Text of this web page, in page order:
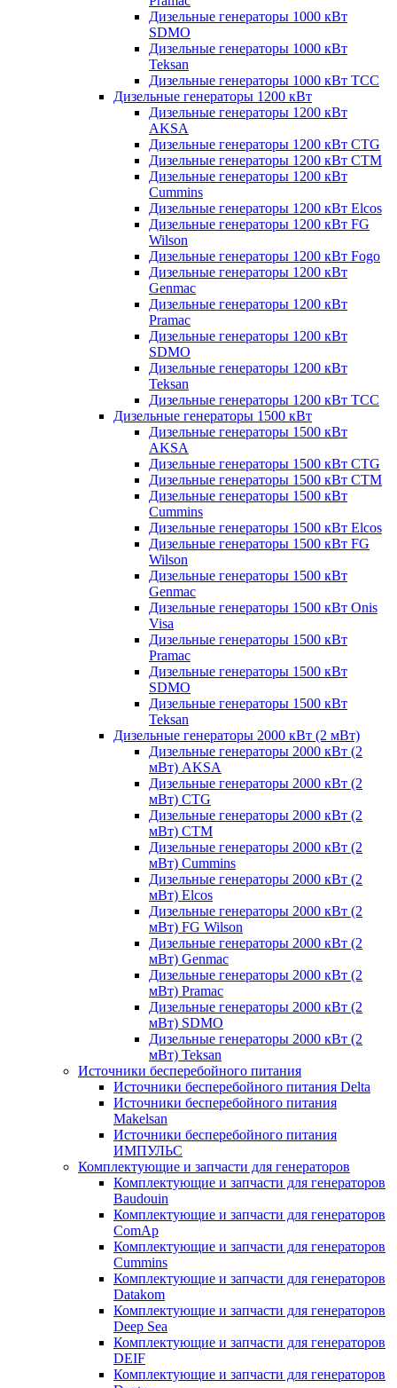
Дизельные генераторы 1000 кВт
SDMO
Дизельные генераторы 1000 кВт
Teksan
Дизельные генераторы 1000 кВт ТСС
Дизельные генераторы 1200 кВт
Дизельные генераторы 1200 кВт
AKSA
Дизельные генераторы 1200 кВт CTG
Дизельные генераторы 1200 кВт CTM
Дизельные генераторы 1200 кВт
Cummins
Дизельные генераторы 1200 кВт Elcos
Дизельные генераторы 1200 кВт FG
Wilson
Дизельные генераторы 1200 кВт Fogo
Дизельные генераторы 1200 кВт
Genmac
Дизельные генераторы 1200 кВт
Pramac
Дизельные генераторы 1200 кВт
SDMO
Дизельные генераторы 1200 кВт
Teksan
Дизельные генераторы 1200 кВт ТСС
Дизельные генераторы 1500 кВт
Дизельные генераторы 1500 кВт
AKSA
Дизельные генераторы 1500 кВт CTG
Дизельные генераторы 1500 кВт CTM
Дизельные генераторы 1500 кВт
Cummins
Дизельные генераторы 1500 кВт Elcos
Дизельные генераторы 1500 кВт FG
Wilson
Дизельные генераторы 1500 кВт
Genmac
Дизельные генераторы 1500 кВт Onis
Visa
Дизельные генераторы 1500 кВт
Pramac
Дизельные генераторы 1500 кВт
SDMO
Дизельные генераторы 1500 кВт
Teksan
Дизельные генераторы 2000 кВт (2 мВт)
Дизельные генераторы 2000 кВт (2
мВт) AKSA
Дизельные генераторы 2000 кВт (2
мВт) CTG
Дизельные генераторы 2000 кВт (2
мВт) CTM
Дизельные генераторы 2000 кВт (2
мВт) Cummins
Дизельные генераторы 2000 кВт (2
мВт) Elcos
Дизельные генераторы 2000 кВт (2
мВт) FG Wilson
Дизельные генераторы 2000 кВт (2
мВт) Genmac
Дизельные генераторы 2000 кВт (2
мВт) Pramac
Дизельные генераторы 2000 кВт (2
мВт) SDMO
Дизельные генераторы 2000 кВт (2
мВт) Teksan
Источники бесперебойного питания
Источники бесперебойного питания Delta
Источники бесперебойного питания
Makelsan
Источники бесперебойного питания
ИМПУЛЬС
Комплектующие и запчасти для генераторов
Комплектующие и запчасти для генераторов
Baudouin
Комплектующие и запчасти для генераторов
ComAp
Комплектующие и запчасти для генераторов
Cummins
Комплектующие и запчасти для генераторов
Datakom
Комплектующие и запчасти для генераторов
Deep Sea
Комплектующие и запчасти для генераторов
DEIF
Комплектующие и запчасти для генераторов